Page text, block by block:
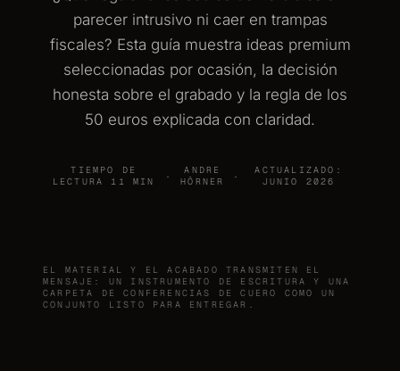
parecer intrusivo ni caer en trampas
fiscales? Esta guía muestra ideas premium
seleccionadas por ocasión, la decisión
honesta sobre el grabado y la regla de los
50 euros explicada con claridad.
TIEMPO DE
LECTURA 11 MIN
·
ANDRE
HÖRNER
·
ACTUALIZADO:
JUNIO 2026
EL MATERIAL Y EL ACABADO TRANSMITEN EL
MENSAJE: UN INSTRUMENTO DE ESCRITURA Y UNA
CARPETA DE CONFERENCIAS DE CUERO COMO UN
CONJUNTO LISTO PARA ENTREGAR.